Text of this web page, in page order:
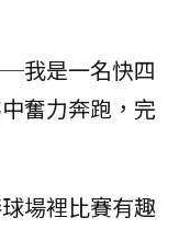
我是一名快四
奮力奔跑，完
場裡比賽有趣